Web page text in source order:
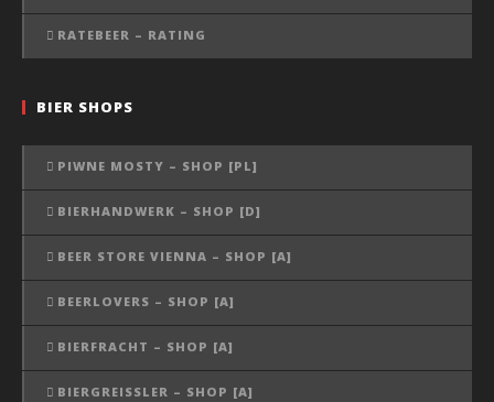
RATEBEER – RATING
BIER SHOPS
PIWNE MOSTY – SHOP [PL]
BIERHANDWERK – SHOP [D]
BEER STORE VIENNA – SHOP [A]
BEERLOVERS – SHOP [A]
BIERFRACHT – SHOP [A]
BIERGREISSLER – SHOP [A]